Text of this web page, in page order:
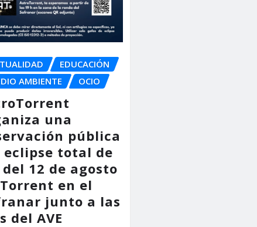
EDUCACIÓN
AMBIENTE
OCIO
una
pública
eclipse total de
del 12 de agosto
en el
junto a las
del AVE